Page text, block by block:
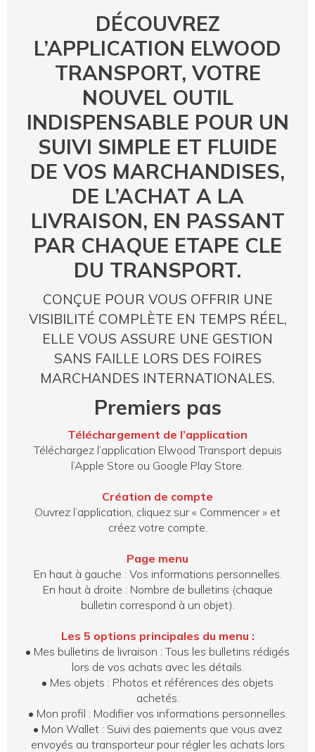
DÉCOUVREZ
L’APPLICATION ELWOOD
TRANSPORT, VOTRE
NOUVEL OUTIL
INDISPENSABLE POUR UN
SUIVI SIMPLE ET FLUIDE
DE VOS MARCHANDISES,
DE L’ACHAT A LA
LIVRAISON, EN PASSANT
PAR CHAQUE ETAPE CLE
DU TRANSPORT.
CONÇUE POUR VOUS OFFRIR UNE
VISIBILITÉ COMPLÈTE EN TEMPS RÉEL,
ELLE VOUS ASSURE UNE GESTION
SANS FAILLE LORS DES FOIRES
MARCHANDES INTERNATIONALES.
Premiers pas
Téléchargement de l’application
Téléchargez l’application Elwood Transport depuis
l’Apple Store ou Google Play Store.
Création de compte
Ouvrez l’application, cliquez sur « Commencer » et
créez votre compte.
Page menu
En haut à gauche : Vos informations personnelles.
En haut à droite : Nombre de bulletins (chaque
bulletin correspond à un objet).
Les 5 options principales du menu :
• Mes bulletins de livraison : Tous les bulletins rédigés
lors de vos achats avec les détails.
• Mes objets : Photos et références des objets
achetés.
• Mon profil : Modifier vos informations personnelles.
• Mon Wallet : Suivi des paiements que vous avez
envoyés au transporteur pour régler les achats lors